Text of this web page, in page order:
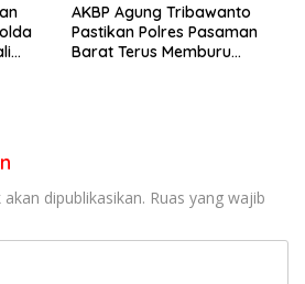
AKBP Agung Tribawanto
Pastikan Polres Pasaman
Barat Terus Memburu
dipublikasikan. Ruas yang wajib